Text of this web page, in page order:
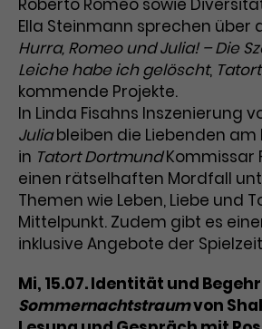
Roberto Romeo sowie
Ella Steinmann sprechen über
Hurra, Romeo und Julia! – Die
Leiche habe ich gelöscht,
kommende Projekte.
In Linda Fisahns Inszenierung
Juliableiben die Liebenden am
in Tatort DortmundKommissar
einen rätselhaften Mordfall
Themen wie Leben, Liebe und
Mittelpunkt. Zudem gibt es
inklusive Angebote der
Mi, 15.07. Identität und
Sommernachtstraumvon